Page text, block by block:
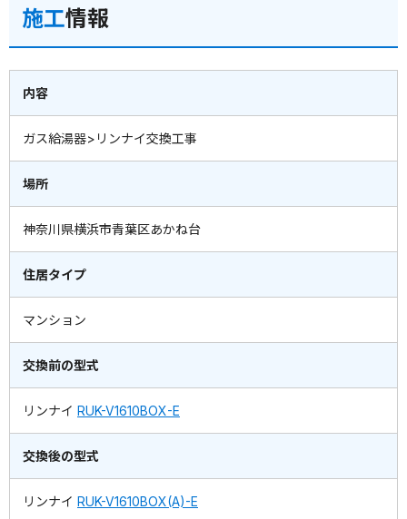
施工情報
内容
ガス給湯器>リンナイ交換工事
場所
神奈川県横浜市青葉区あかね台
住居タイプ
マンション
交換前の型式
リンナイ RUK-V1610BOX-E
交換後の型式
リンナイ RUK-V1610BOX(A)-E